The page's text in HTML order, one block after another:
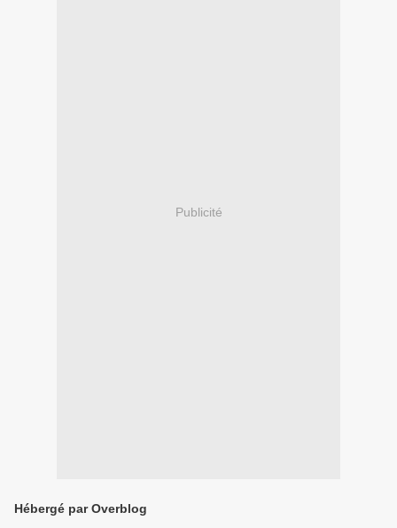
Publicité
Hébergé par Overblog